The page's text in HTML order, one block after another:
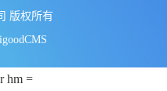
版权所有
hm =